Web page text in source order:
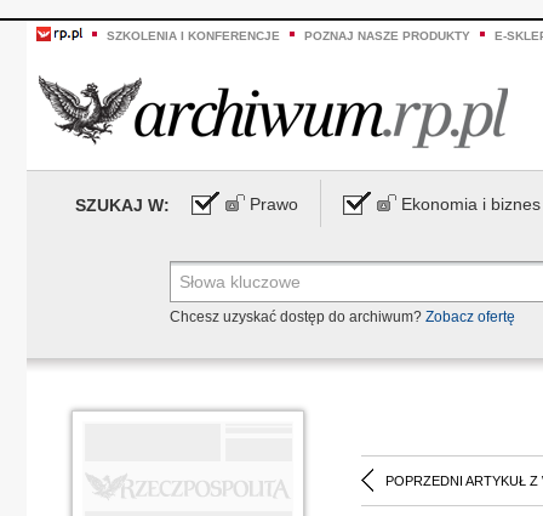
SZKOLENIA I KONFERENCJE POZNAJ NASZE PRODUKTY E-
SZUKAJ W: Prawo Ekonomia i biznes
Chcesz uzyskać dostęp do archiwum? Zobacz ofertę
POPRZEDNI ARTYKUŁ Z